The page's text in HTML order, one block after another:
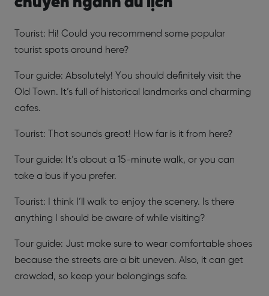
Tourist: Hi! Could you recommend some popular
tourist spots around here?
Tour guide: Absolutely! You should definitely visit the
Old Town. It’s full of historical landmarks and charming
cafes.
Tourist: That sounds great! How far is it from here?
Tour guide: It’s about a 15-minute walk, or you can
take a bus if you prefer.
Tourist: I think I’ll walk to enjoy the scenery. Is there
anything I should be aware of while visiting?
Tour guide: Just make sure to wear comfortable shoes
because the streets are a bit uneven. Also, it can get
crowded, so keep your belongings safe.